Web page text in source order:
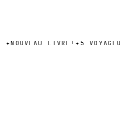
✦NOUVEAU LIVRE!✦5